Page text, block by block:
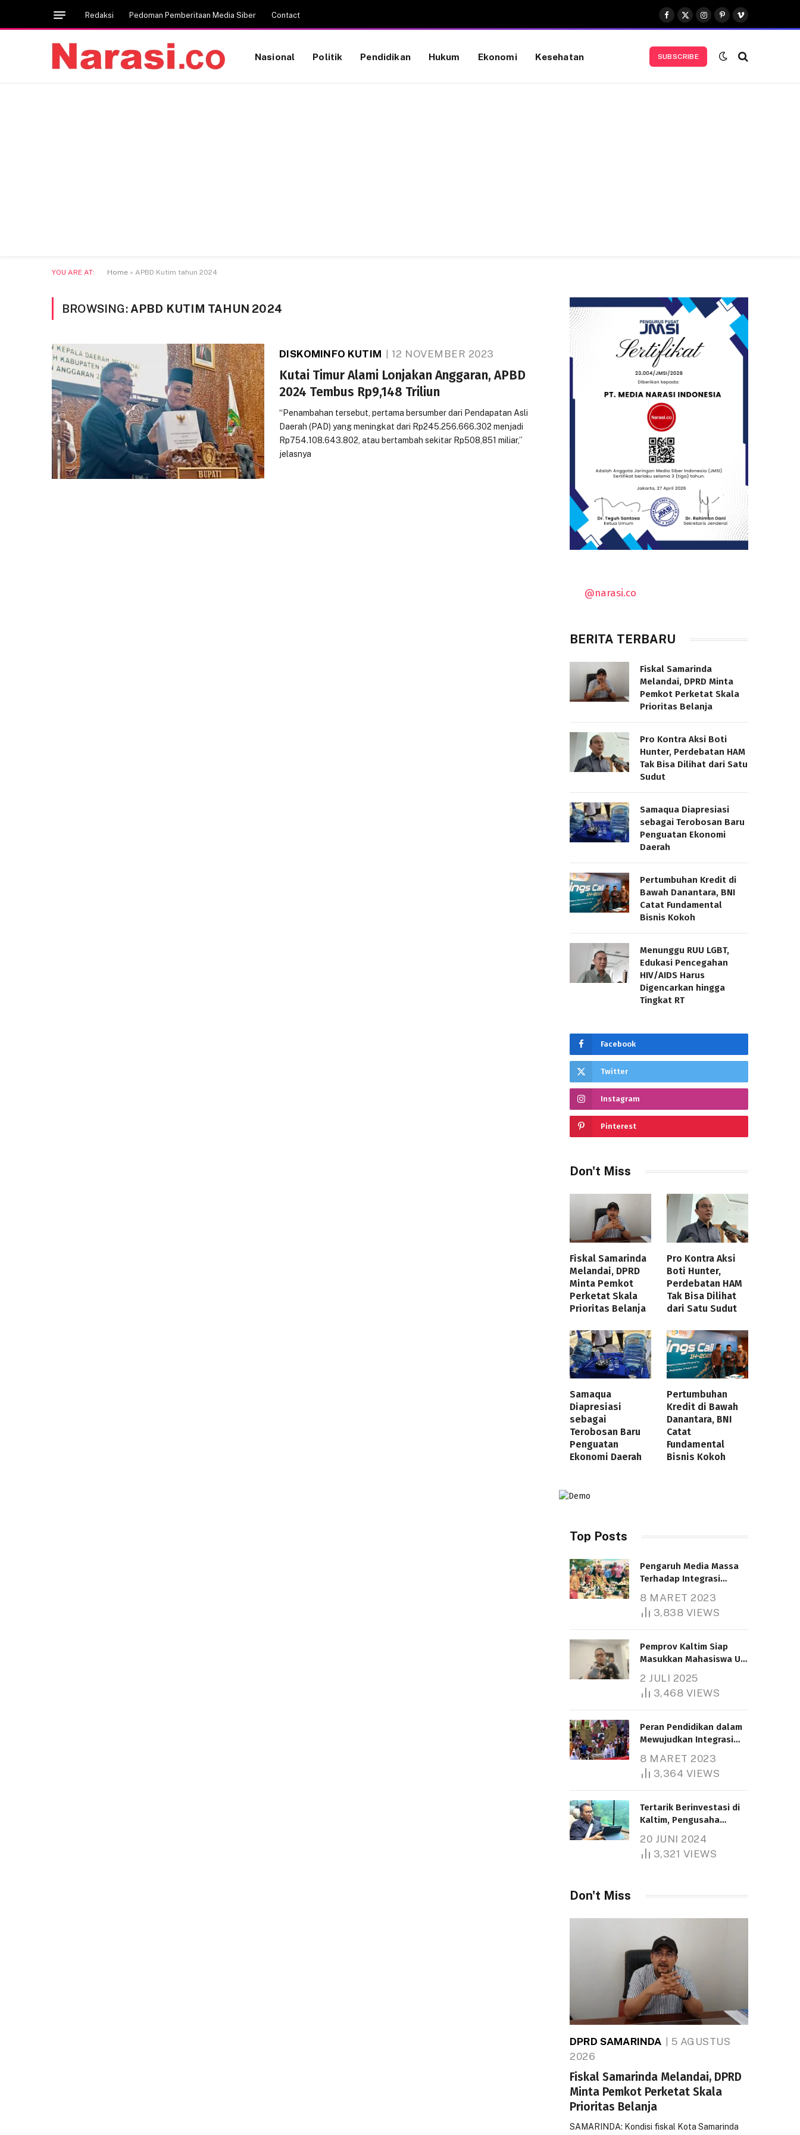
Redaksi Pedoman Pemberitaan Media Siber Contact
Facebook
X
(Twitter)
Instagram
Pinterest
Vimeo
Nasional Politik Pendidikan Hukum Ekonomi Kesehatan SUBSCRIBE
YOU ARE AT: Home » APBD Kutim tahun 2024
BROWSING: APBD KUTIM TAHUN 2024
DISKOMINFO KUTIM 12 NOVEMBER 2023
Kutai Timur Alami Lonjakan Anggaran, APBD
2024 Tembus Rp9,148 Triliun
“Penambahan tersebut, pertama bersumber dari Pendapatan Asli
Daerah (PAD) yang meningkat dari Rp245.256.666.302 menjadi
Rp754.108.643.802, atau bertambah sekitar Rp508,851 miliar,”
jelasnya
@narasi.co
BERITA TERBARU
Fiskal Samarinda
Melandai, DPRD Minta
Pemkot Perketat Skala
Prioritas Belanja
Pro Kontra Aksi Boti
Hunter, Perdebatan HAM
Tak Bisa Dilihat dari Satu
Sudut
Samaqua Diapresiasi
sebagai Terobosan Baru
Penguatan Ekonomi
Daerah
Pertumbuhan Kredit di
Bawah Danantara, BNI
Catat Fundamental
Bisnis Kokoh
Menunggu RUU LGBT,
Edukasi Pencegahan
HIV/AIDS Harus
Digencarkan hingga
Tingkat RT
Facebook
Twitter
Instagram
Pinterest
Don't Miss
Fiskal Samarinda
Melandai, DPRD
Minta Pemkot
Perketat Skala
Prioritas Belanja
Pro Kontra Aksi
Boti Hunter,
Perdebatan HAM
Tak Bisa Dilihat
dari Satu Sudut
Samaqua
Diapresiasi
sebagai
Terobosan Baru
Penguatan
Ekonomi Daerah
Pertumbuhan
Kredit di Bawah
Danantara, BNI
Catat
Fundamental
Bisnis Kokoh
Top Posts
Pengaruh Media Massa
Terhadap Integrasi
8 MARET 2023
3,838 VIEWS
Pemprov Kaltim Siap
Masukkan Mahasiswa UT
Bantuan Pendidikan
Gratispol
2 JULI 2025
3,468 VIEWS
Peran Pendidikan dalam
Mewujudkan Integrasi
8 MARET 2023
3,364 VIEWS
Tertarik Berinvestasi di
Kaltim, Pengusaha
1.000 Hektare
20 JUNI 2024
3,321 VIEWS
Don't Miss
DPRD SAMARINDA
5 AGUSTUS
2026
Fiskal Samarinda Melandai, DPRD
Minta Pemkot Perketat Skala
Prioritas Belanja
SAMARINDA: Kondisi fiskal Kota Samarinda